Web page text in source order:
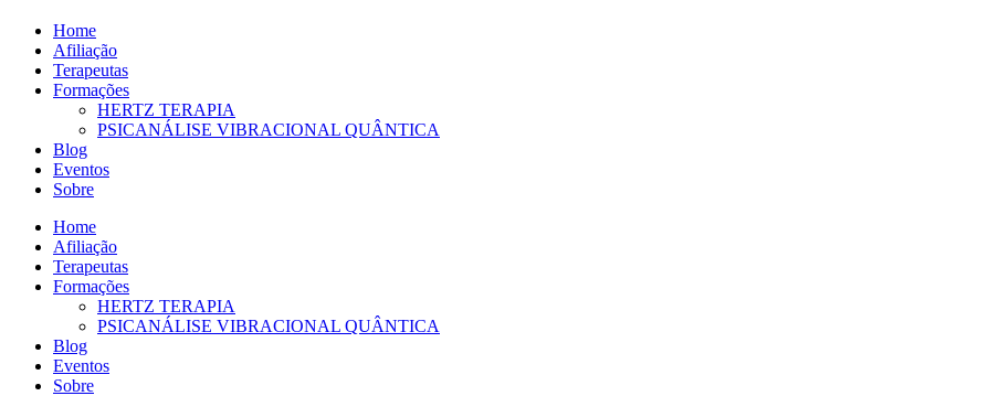
Home
Afiliação
Terapeutas
Formações
HERTZ TERAPIA
PSICANÁLISE VIBRACIONAL QUÂNTICA
Blog
Eventos
Sobre
Home
Afiliação
Terapeutas
Formações
HERTZ TERAPIA
PSICANÁLISE VIBRACIONAL QUÂNTICA
Blog
Eventos
Sobre